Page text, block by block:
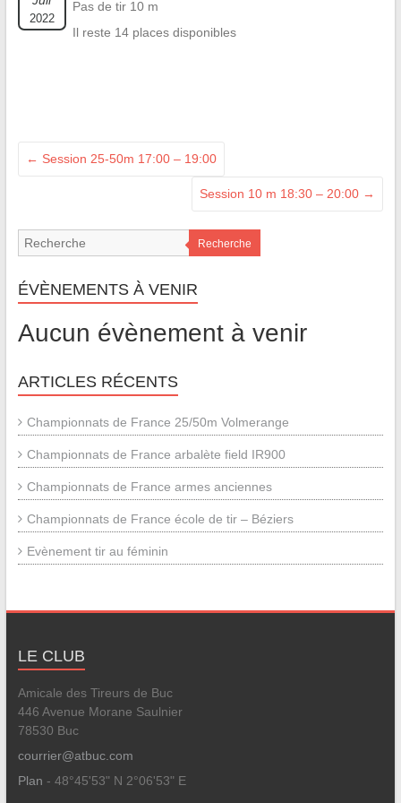
2022
Pas de tir 10 m
Il reste 14 places disponibles
← Session 25-50m 17:00 – 19:00
Session 10 m 18:30 – 20:00 →
Recherche
ÉVÈNEMENTS À VENIR
Aucun évènement à venir
ARTICLES RÉCENTS
Championnats de France 25/50m Volmerange
Championnats de France arbalète field IR900
Championnats de France armes anciennes
Championnats de France école de tir – Béziers
Evènement tir au féminin
LE CLUB
Amicale des Tireurs de Buc
446 Avenue Morane Saulnier
78530 Buc
courrier@atbuc.com
Plan - 48°45'53" N 2°06'53" E